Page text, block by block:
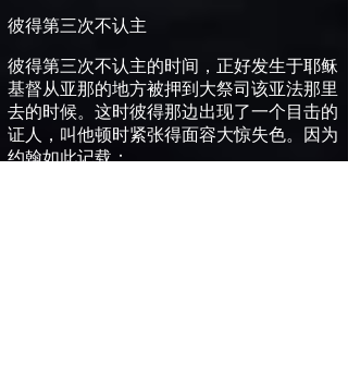
彼得第三次不认主
彼得第三次不认主的时间，正好发生于耶稣
基督从亚那的地方被押到大祭司该亚法那里
去的时候。这时彼得那边出现了一个目击的
证人，叫他顿时紧张得面容大惊失色。因为
约翰如此记载：